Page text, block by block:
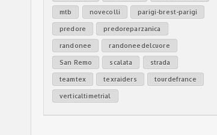
mtb novecolli parigi-brest-parigi
predore predoreparzanica
randonee randoneedelcuore
San Remo scalata strada
teamtex texraiders tourdefrance
verticaltimetrial